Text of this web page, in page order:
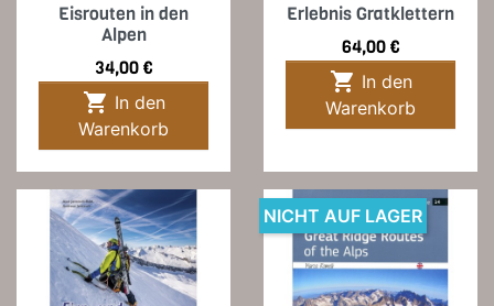
Eisrouten in den
Alpen
Preis
34,00 €

Warenkorb
Erlebnis Gratklettern
Preis
64,00 €

Warenkorb
NICHT AUF LAGER